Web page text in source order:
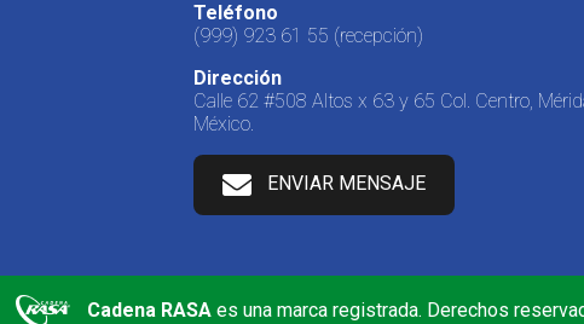
Teléfono
(999) 923 61 55 (recepción)
Dirección
Calle 62 #508 Altos x 63 y 65 Col. Centro,
México.
ENVIAR MENSAJE
Cadena RASA es una marca registrada. Derechos